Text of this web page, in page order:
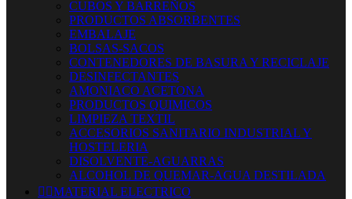
CUBOS Y BARREÑOS
PRODUCTOS ABSORBENTES
EMBALAJE
BOLSAS-SACOS
CONTENEDORES DE BASURA Y RECICLAJE
DESINFECTANTES
AMONIACO ACETONA
PRODUCTOS QUIMICOS
LIMPIEZA TEXTIL
ACCESORIOS SANITARIO INDUSTRIAL Y
HOSTELERIA
DISOLVENTE-AGUARRAS
ALCOHOL DE QUEMAR-AGUA DESTILADA
 MATERIAL ELECTRICO